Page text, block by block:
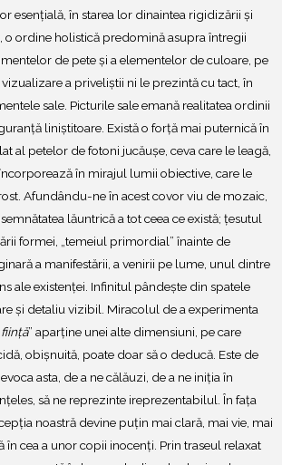
esențială, în starea lor dinaintea rigidizării și
o ordine holistică predomină asupra întregii
de pete și a elementelor de culoare, pe
a priveliștii ni le prezintă cu tact, în
sale. Picturile sale emană realitatea ordinii
liniștitoare. Există o forță mai puternică în
al petelor de fotoni jucăușe, ceva care le leagă,
în mirajul lumii obiective, care le
Afundându-ne în acest covor viu de mozaic,
lăuntrică a tot ceea ce există; țesutul
formei, „temeiul primordial” înainte de
a manifestării, a venirii pe lume, unul dintre
ale existenței. Infinitul pândește din spatele
și detaliu vizibil. Miracolul de a experimenta
” aparține unei alte dimensiuni, pe care
obișnuită, poate doar să o deducă. Este de
asta, de a ne călăuzi, de a ne iniția în
să ne reprezinte ireprezentabilul. În fața
noastră devine puțin mai clară, mai vie, mai
în cea a unor copii inocenți. Prin traseul relaxat